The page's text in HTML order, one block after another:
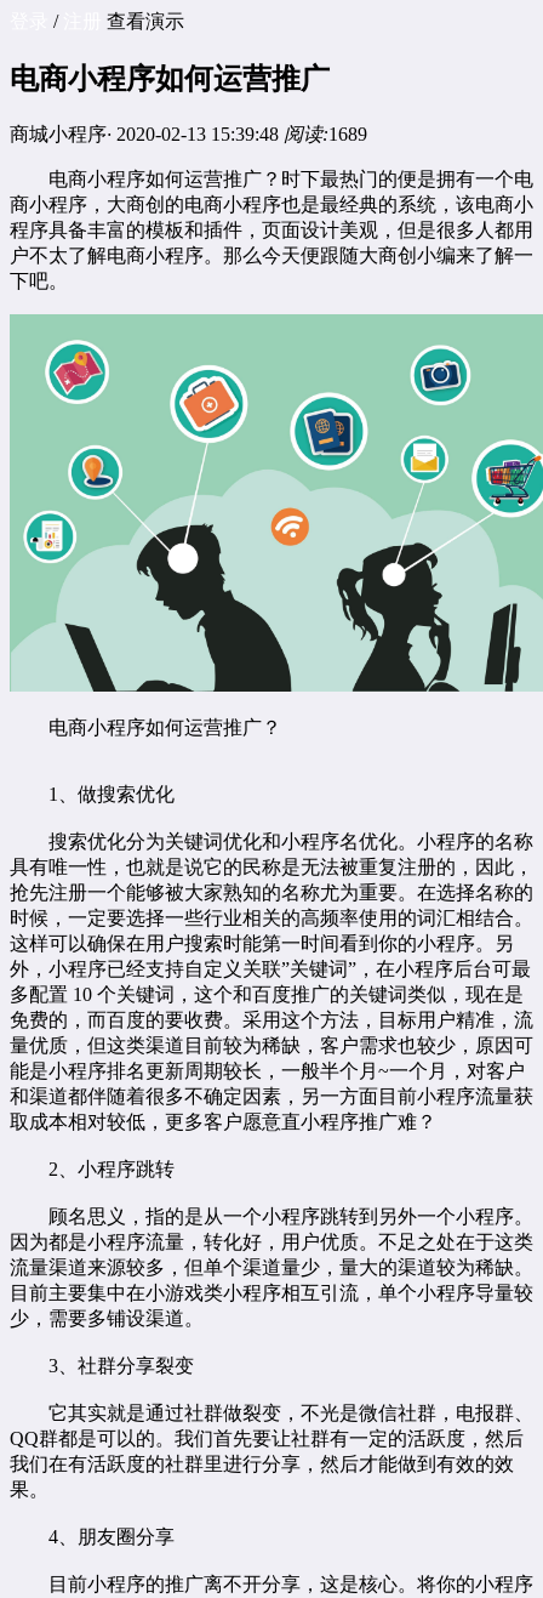
/注册 查看演示
电商小程序如何运营推广
商城小程序· 2020-02-13 15:39:48 阅读:1689
电商小程序如何运营推广？时下最热门的便是拥有一个电
商小程序，大商创的电商小程序也是最经典的系统，该电商小
程序具备丰富的模板和插件，页面设计美观，但是很多人都用
户不太了解电商小程序。那么今天便跟随大商创小编来了解一
下吧。
电商小程序如何运营推广？
1、做搜索优化
搜索优化分为关键词优化和小程序名优化。小程序的名称
具有唯一性，也就是说它的民称是无法被重复注册的，因此，
抢先注册一个能够被大家熟知的名称尤为重要。在选择名称的
时候，一定要选择一些行业相关的高频率使用的词汇相结合。
这样可以确保在用户搜索时能第一时间看到你的小程序。另
外，小程序已经支持自定义关联”关键词”，在小程序后台可最
多配置 10 个关键词，这个和百度推广的关键词类似，现在是
免费的，而百度的要收费。采用这个方法，目标用户精准，流
量优质，但这类渠道目前较为稀缺，客户需求也较少，原因可
能是小程序排名更新周期较长，一般半个月~一个月，对客户
和渠道都伴随着很多不确定因素，另一方面目前小程序流量获
取成本相对较低，更多客户愿意直小程序推广难？
2、小程序跳转
顾名思义，指的是从一个小程序跳转到另外一个小程序。
因为都是小程序流量，转化好，用户优质。不足之处在于这类
流量渠道来源较多，但单个渠道量少，量大的渠道较为稀缺。
目前主要集中在小游戏类小程序相互引流，单个小程序导量较
少，需要多铺设渠道。
3、社群分享裂变
它其实就是通过社群做裂变，不光是微信社群，电报群、
QQ群都是可以的。我们首先要让社群有一定的活跃度，然后
我们在有活跃度的社群里进行分享，然后才能做到有效的效
果。
4、朋友圈分享
目前小程序的推广离不开分享，这是核心。将你的小程序